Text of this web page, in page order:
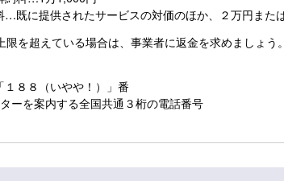
…既に提供されたサービスの対価のほか、２万円また
を超えている場合は、事業者に返金を求めましょう。
８８（いやや！）」番
ーを案内する全国共通３桁の電話番号